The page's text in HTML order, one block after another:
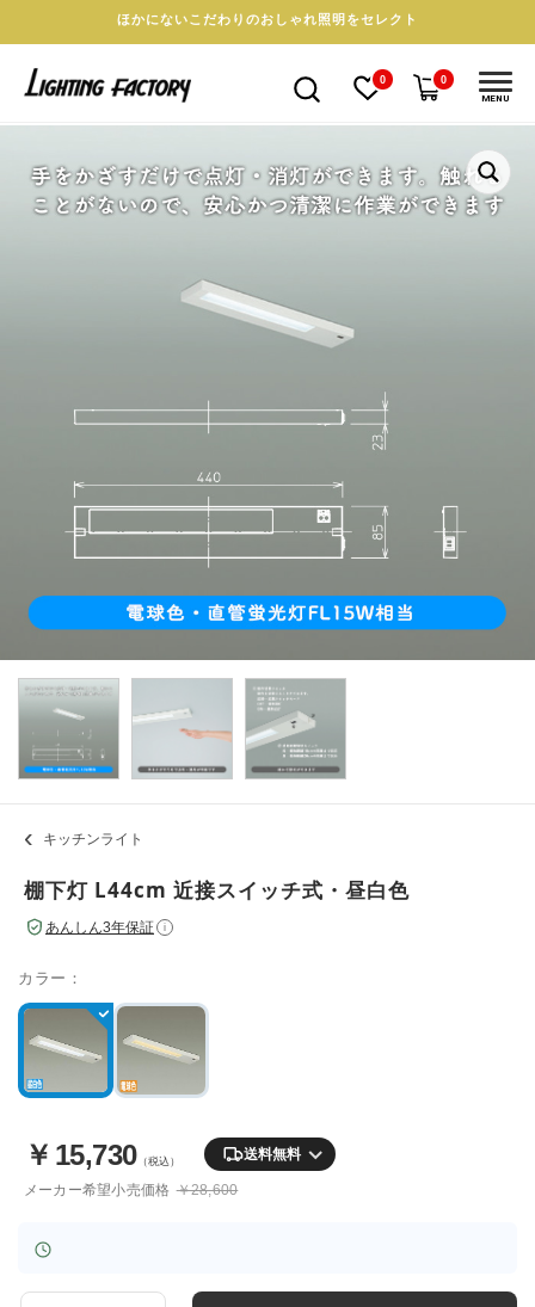
ほかにないこだわりのおしゃれ照明をセレクト
0 0
MENU
キッチンライト
棚下灯 L44cm 近接スイッチ式・昼白色
あんしん3年保証 i
カラー：
￥ 15,730（税込） 送料無料
メーカー希望小売価格 ￥28,600